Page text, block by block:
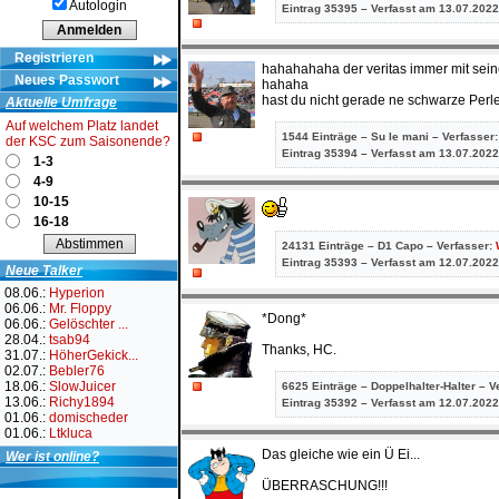
Autologin
Registrieren
Neues Passwort
Aktuelle Umfrage
Auf welchem Platz landet
der KSC zum Saisonende?
1-3
4-9
10-15
16-18
Neue Talker
08.06.: Hyperion
06.06.: Mr. Floppy
06.06.: Gelöschter ...
28.04.: tsab94
31.07.: HöherGekick...
02.07.: Bebler76
18.06.: SlowJuicer
13.06.: Richy1894
01.06.: domischeder
01.06.: Ltkluca
Wer ist online?
Eintrag 35395 – Verfasst am
hahahahaha der veritas immer mit
hahaha
hast du nicht gerade ne schwarze
1544 Einträge – Su le mani –
Eintrag 35394 – Verfasst am
24131 Einträge – D1 Capo – Verfasser:
Eintrag 35393 – Verfasst am
*Dong*
Thanks, HC.
6625 Einträge – Doppelhalter-Halter –
Eintrag 35392 – Verfasst am
Das gleiche wie ein Ü Ei...
ÜBERRASCHUNG!!!